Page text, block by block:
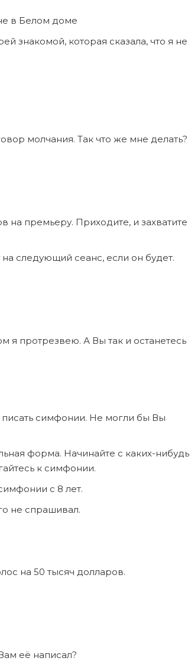
в Белом доме
знакомой, которая сказала, что я не
молчания. Так что же мне делать?
на премьеру. Приходите, и захватите
следующий сеанс, если он будет.
я протрезвею. А Вы так и останетесь
симфонии. Не могли бы Вы
форма. Начинайте с каких-нибудь
к симфонии.
с 8 лет.
не спрашивал.
на 50 тысяч долларов.
её написал?